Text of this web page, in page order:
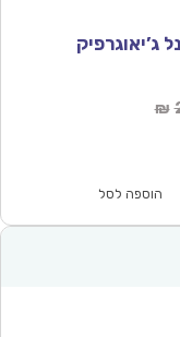
₪
הוספה לסל